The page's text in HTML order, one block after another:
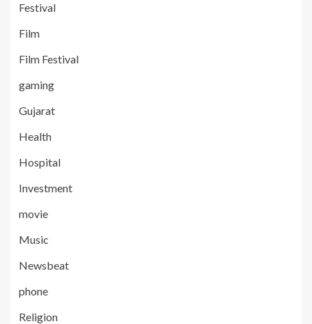
Festival
Film
Film Festival
gaming
Gujarat
Health
Hospital
Investment
movie
Music
Newsbeat
phone
Religion